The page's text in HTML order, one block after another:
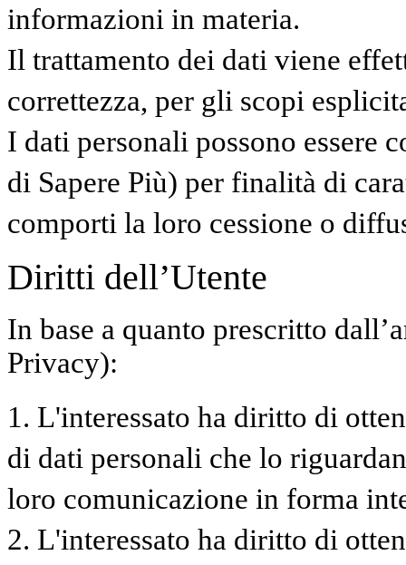
informazioni in materia.
Il trattamento dei dati viene
correttezza, per gli scopi
I dati personali possono essere
di Sapere Più) per finalità di
comporti la loro cessione o
Diritti dell’Utente
In base a quanto prescritto
Privacy):
1. L'interessato ha diritto di
di dati personali che lo
loro comunicazione in forma
2. L'interessato ha diritto di